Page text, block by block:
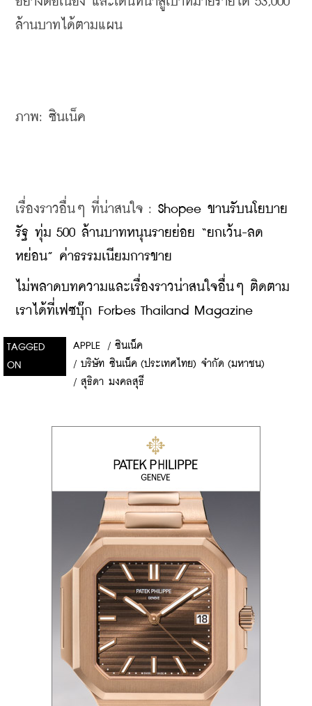
ล้านบาทได้ตามแผน
ภาพ: ซินเน็ค
เรื่องราวอื่นๆ ที่น่าสนใจ : Shopee ขานรับนโยบาย
รัฐ ทุ่ม 500 ล้านบาทหนุนรายย่อย “ยกเว้น-ลด
หย่อน” ค่าธรรมเนียมการขาย
​ไม่พลาดบทความและเรื่องราวน่าสนใจอื่นๆ ติดตาม
เราได้ที่เฟซบุ๊ก Forbes Thailand Magazine
TAGGED
ON
APPLE / ซินเน็ค
/ บริษัท ซินเน็ค (ประเทศไทย) จำกัด (มหาชน)
/ สุธิดา มงคลสุธี